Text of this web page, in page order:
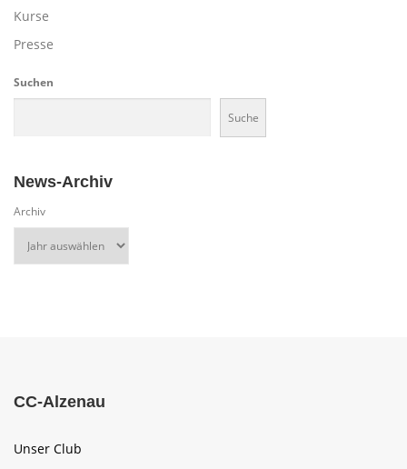
Kurse
Presse
Suchen
Suche
News-Archiv
Archiv
CC-Alzenau
Unser Club